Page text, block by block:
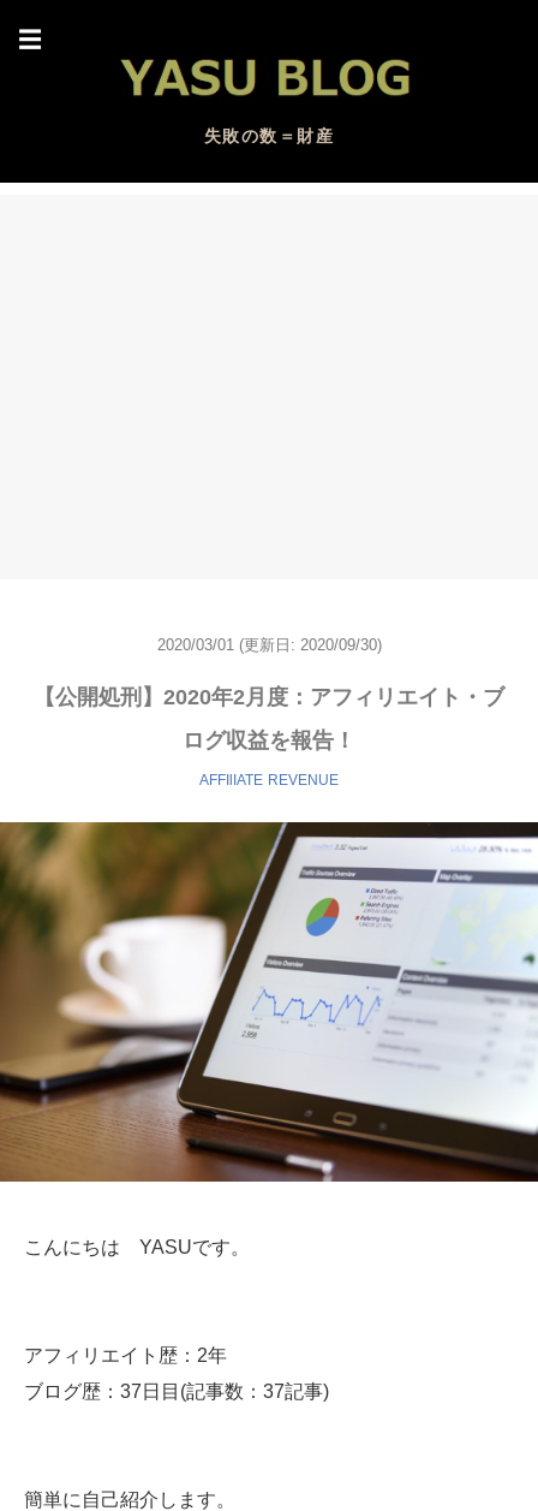
☰
失敗の数＝財産
2020/03/01 (更新日: 2020/09/30)
【公開処刑】2020年2月度：アフィリエイト・ブ
ログ収益を報告！
AFFIlIATE REVENUE
こんにちは YASUです。
アフィリエイト歴：2年
ブログ歴：37日目(記事数：37記事)
簡単に自己紹介します。